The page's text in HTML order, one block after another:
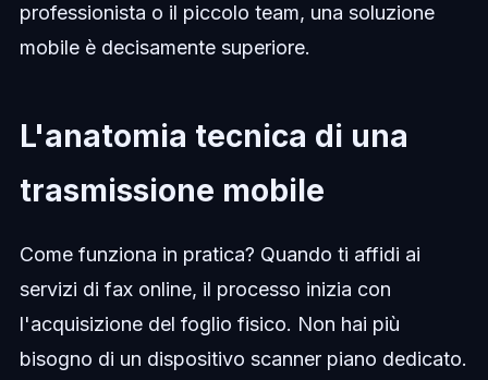
professionista o il piccolo team, una soluzione
mobile è decisamente superiore.
L'anatomia tecnica di una
trasmissione mobile
Come funziona in pratica? Quando ti affidi ai
servizi di fax online, il processo inizia con
l'acquisizione del foglio fisico. Non hai più
bisogno di un dispositivo scanner piano dedicato.